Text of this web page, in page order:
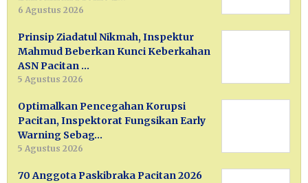
6 Agustus 2026
Prinsip Ziadatul Nikmah, Inspektur
Mahmud Beberkan Kunci Keberkahan
ASN Pacitan …
5 Agustus 2026
Optimalkan Pencegahan Korupsi
Pacitan, Inspektorat Fungsikan Early
Warning Sebag…
5 Agustus 2026
70 Anggota Paskibraka Pacitan 2026